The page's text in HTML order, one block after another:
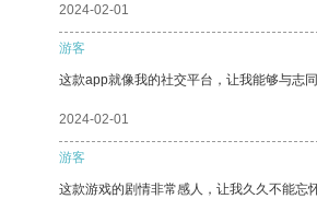
2024-02-01
游客
这款app就像我的社交平台，让我能够与志
2024-02-01
游客
这款游戏的剧情非常感人，让我久久不能忘怀